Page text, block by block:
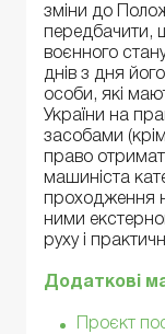
зміни до
передбачити,
воєнного
днів з дня
особи, які
України на
засобами
право
машиніста
проходження
ними
руху і
Додаткові
Проєкт